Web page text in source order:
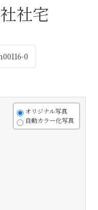
社宅
0
オリジナル写真
自動カラー化写真